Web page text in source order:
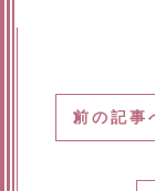
前の記事